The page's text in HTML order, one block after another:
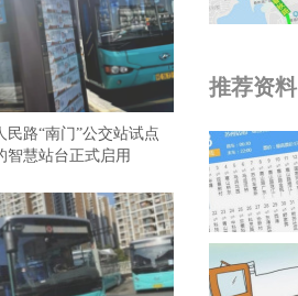
民路“南门”公交站试点
智慧站台正式启用
推荐资料